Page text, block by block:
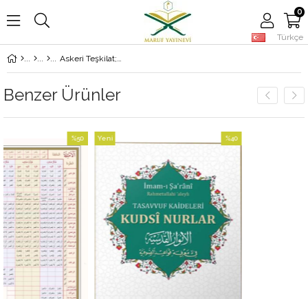
Türkçe
0
Askeri Teşkilat; Hz.Peygamber Ve Hulefa'Yi Raşidin Döneminde
Benzer Ürünler
İndirim
%50İndirim
%40İndirim
Ürün